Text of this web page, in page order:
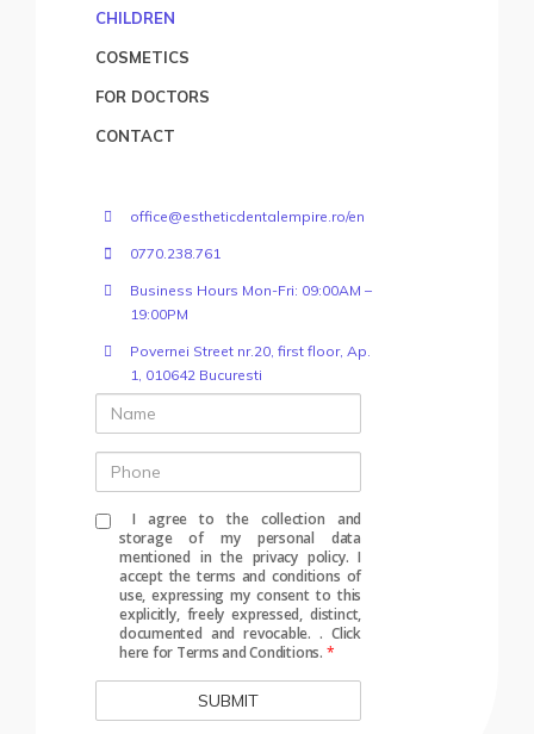
CHILDREN
COSMETICS
FOR DOCTORS
CONTACT
office@estheticdentalempire.ro/en
0770.238.761
Business Hours Mon-Fri: 09:00AM –
19:00PM
Povernei Street nr.20, first floor, Ap.
1, 010642 Bucuresti
Name
Phone
I agree to the collection and
storage of my personal data
mentioned in the privacy policy. I
accept the terms and conditions of
use, expressing my consent to this
explicitly, freely expressed, distinct,
documented and revocable..Click
here for Terms and Conditions. *